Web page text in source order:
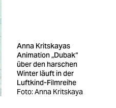
Anna Kritskayas
Animation „Dubak“
über den harschen
Winter läuft in der
Luftkind-Filmreihe
Foto: Anna Kritskaya